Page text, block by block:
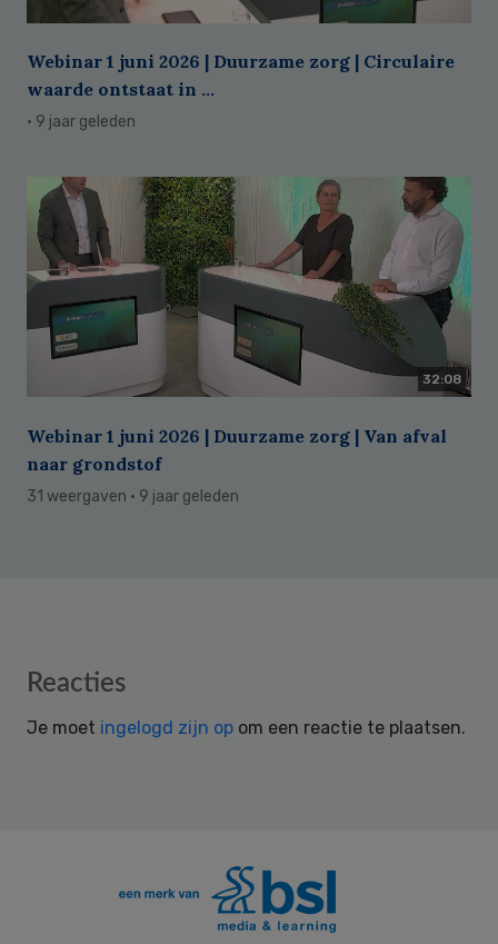
Webinar 1 juni 2026 | Duurzame zorg | Circulaire
waarde ontstaat in ...
· 9 jaar geleden
32:08
Webinar 1 juni 2026 | Duurzame zorg | Van afval
naar grondstof
31 weergaven · 9 jaar geleden
Reader
Reacties
Je moet ingelogd zijn op om een reactie te plaatsen.